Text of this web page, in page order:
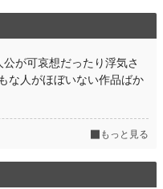
が可哀想だったり浮気さ
な人がほぼいない作品ばか
もっと見る